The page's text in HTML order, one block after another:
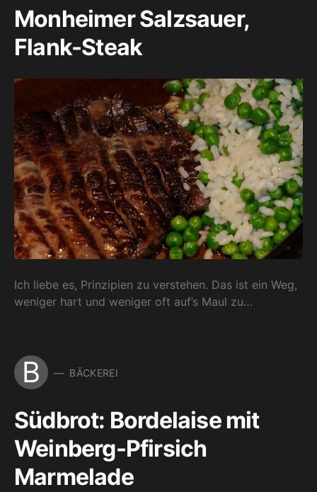
Monheimer Salzsauer,
Flank-Steak
Ich liebe es, Prinzipien zu verstehen. Das ist ein Weg,
weniger hart und weniger oft auf’s Maul zu…
B BÄCKEREI
Südbrot: Bordelaise mit
Weinberg-Pfirsich
Marmelade